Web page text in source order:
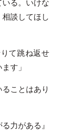
る。いけな
談してほし
て跳ね返せ
す」
ことはあり
力がある』